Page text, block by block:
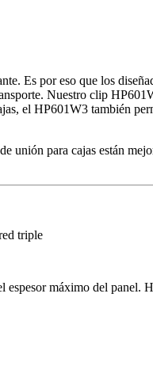
Es por eso que los
Nuestro clip
el HP601W3 también
unión para cajas están
triple
máximo del panel.